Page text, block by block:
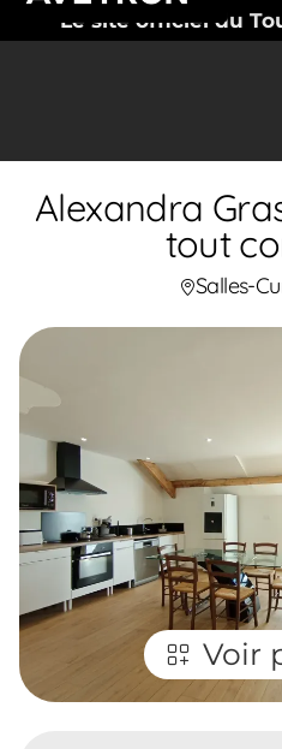
Le site officiel du
Alexandra
tout
Salles-
Voir